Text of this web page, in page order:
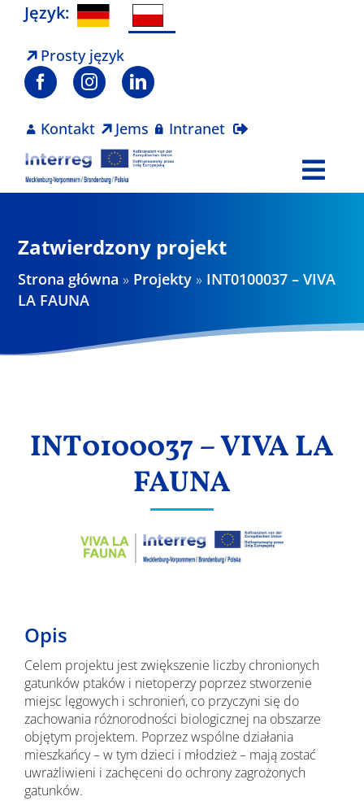
Skip
content
Język:
Prosty język
Kontakt Jems Intranet
Projekty
Zatwierdzony projekt
Strona główna » Projekty » INT0100037 – VIVA
LA FAUNA
INT0100037 – VIVA LA
FAUNA
Opis
Celem projektu jest zwiększenie liczby chronionych
gatunków ptaków i nietoperzy poprzez stworzenie
miejsc lęgowych i schronień, co przyczyni się do
zachowania różnorodności biologicznej na obszarze
objętym projektem. Poprzez wspólne działania
mieszkańcy – w tym dzieci i młodzież – mają zostać
uwrażliwieni i zachęceni do ochrony zagrożonych
gatunków.